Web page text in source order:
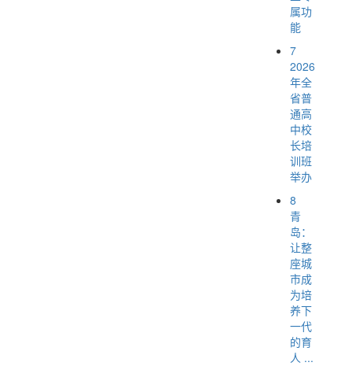
属功
能
7
2026
年全
省普
通高
中校
长培
训班
举办
8
青
岛：
让整
座城
市成
为培
养下
一代
的育
人 ...